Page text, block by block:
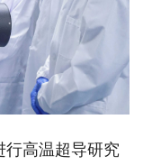
行高温超导研究